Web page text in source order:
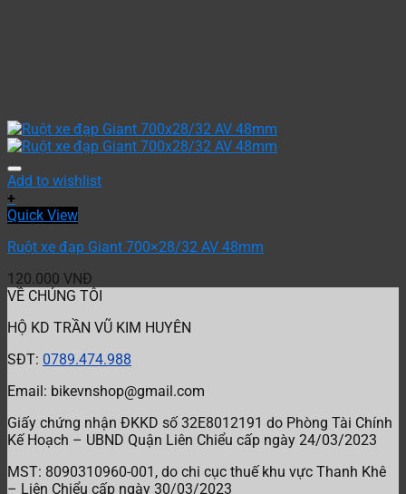
Add to wishlist
+
Quick View
Ruột xe đạp Giant 700×28/32 AV 48mm
120.000 VNĐ
VỀ CHÚNG TÔI
HỘ KD TRẦN VŨ KIM HUYÊN
SĐT: 0789.474.988
Email: bikevnshop@gmail.com
Giấy chứng nhận ĐKKD số 32E8012191 do Phòng Tài Chính
Kế Hoạch – UBND Quận Liên Chiểu cấp ngày 24/03/2023
MST: 8090310960-001, do chi cục thuế khu vực Thanh Khê
– Liên Chiểu cấp ngày 30/03/2023